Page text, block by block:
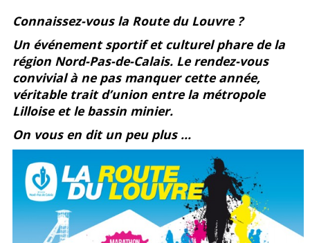
Facebook Google+
it
Connaissez-vous la Route du Louvre ?
Un événement sportif et culturel phare de la
région Nord-Pas-de-Calais. Le rendez-vous
convivial à ne pas manquer cette année,
véritable trait d’union entre la métropole
Lilloise et le bassin minier.
On vous en dit un peu plus …